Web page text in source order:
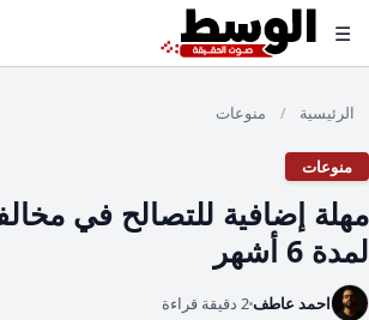
☰
الرئيسية / منوعات
منوعات
مهلة إضافية للتصالح في
لمدة 6 أشهر
احمد عاطف2 دقيقة قراءة